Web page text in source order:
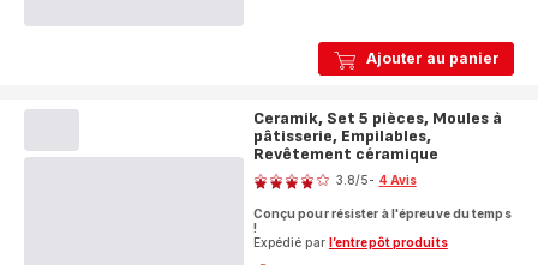
Ajouter au panier
Ceramik, Set 5 pièces, Moules à
pâtisserie, Empilables,
Revêtement céramique
Note
3.8/5- 4 Avis
Conçu pour résister à l'épreuve du temps
!
Expédié par l’entrepôt produits